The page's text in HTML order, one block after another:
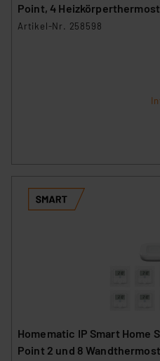
Point, 4
Artikel-Nr. 258598
Homematic IP Smart Home Set
Point 2 und 8